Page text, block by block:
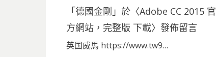
「德國金剛 」於〈Adobe CC 2015 官
方網站，完整版 下載〉發佈留言
英国威馬 https://www.tw9…